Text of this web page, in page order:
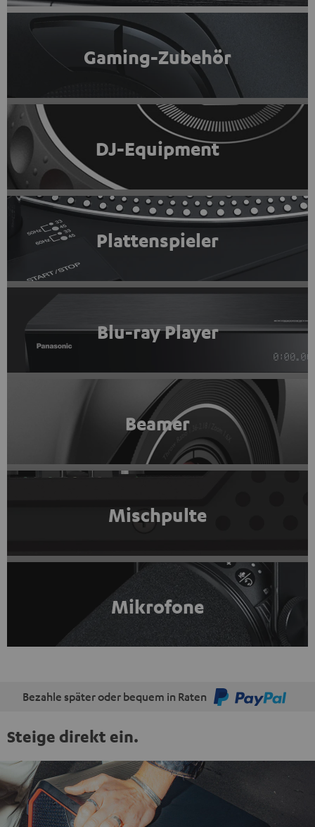
Gaming-Zubehör
DJ-Equipment
Plattenspieler
Blu-ray Player
Beamer
Mischpulte
Mikrofone
Bezahle später oder bequem in Raten
Steige direkt ein.